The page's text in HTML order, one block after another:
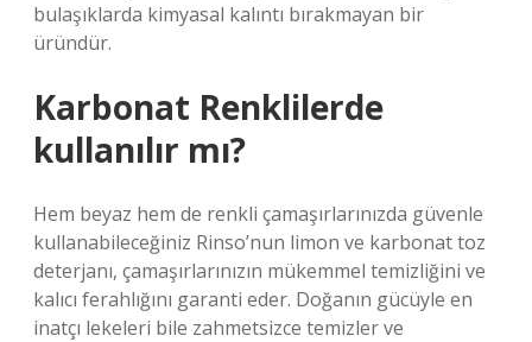
bulaşıklarda kimyasal kalıntı bırakmayan bir
üründür.
Karbonat Renklilerde
kullanılır mı?
Hem beyaz hem de renkli çamaşırlarınızda güvenle
kullanabileceğiniz Rinso’nun limon ve karbonat toz
deterjanı, çamaşırlarınızın mükemmel temizliğini ve
kalıcı ferahlığını garanti eder. Doğanın gücüyle en
inatçı lekeleri bile zahmetsizce temizler ve